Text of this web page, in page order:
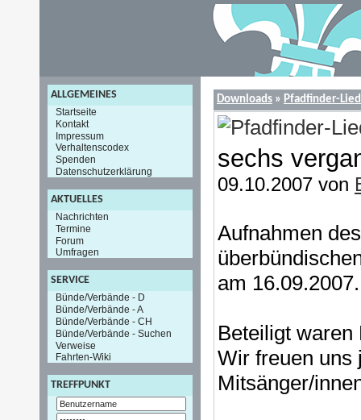
ALLGEMEINES
Startseite
Kontakt
Impressum
Verhaltenscodex
Spenden
Datenschutzerklärung
AKTUELLES
Nachrichten
Termine
Forum
Umfragen
SERVICE
Bünde/Verbände - D
Bünde/Verbände - A
Bünde/Verbände - CH
Bünde/Verbände - Suchen
Verweise
Fahrten-Wiki
TREFFPUNKT
Downloads » Pfadfinder-
sechs
09.10.2007 von
Aufnahmen
am 16.09.2007.
Beteiligt waren
Wir freuen uns
Mitsänger/